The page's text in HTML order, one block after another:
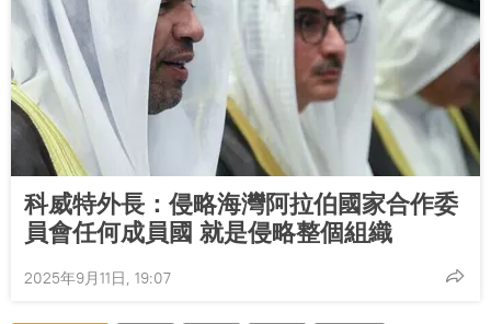
科威特外長：侵略海灣阿拉伯國家合作委
員會任何成員國 就是侵略整個組織
2025年9月11日, 19:07